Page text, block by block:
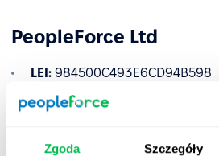
Zgoda Szczegóły
PeopleForce Ltd
LEI: 984500C493E6CD94B598
Numer rejestracyjny spółki:
Zapewnia przejrzystość i